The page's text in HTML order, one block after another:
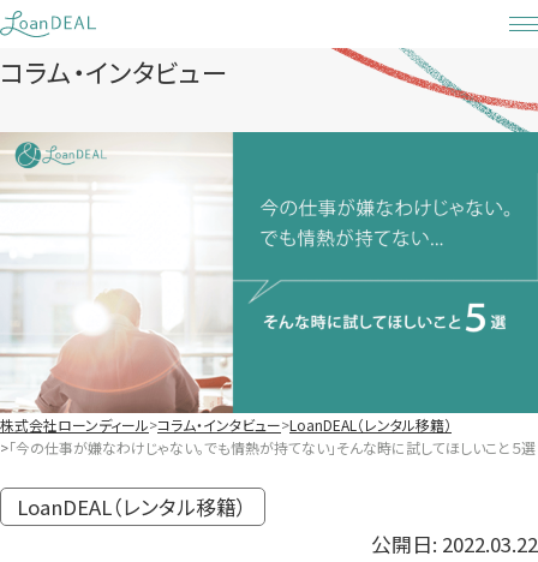
Skip
to
content
コラム・インタビュー
株式会社ローンディール コラム・インタビュー LoanDEAL（レンタル移籍）
「今の仕事が嫌なわけじゃない。でも情熱が持てない」そんな時に試してほしいこと５選
LoanDEAL（レンタル移籍）
公開日: 2022.03.22